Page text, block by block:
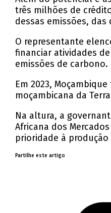
três milhões de
dessas emissões,
O representante
financiar atividades
emissões de carbono.
Em 2023,
moçambicana da
Na altura, a
Africana dos
prioridade à
Partilhe este artigo